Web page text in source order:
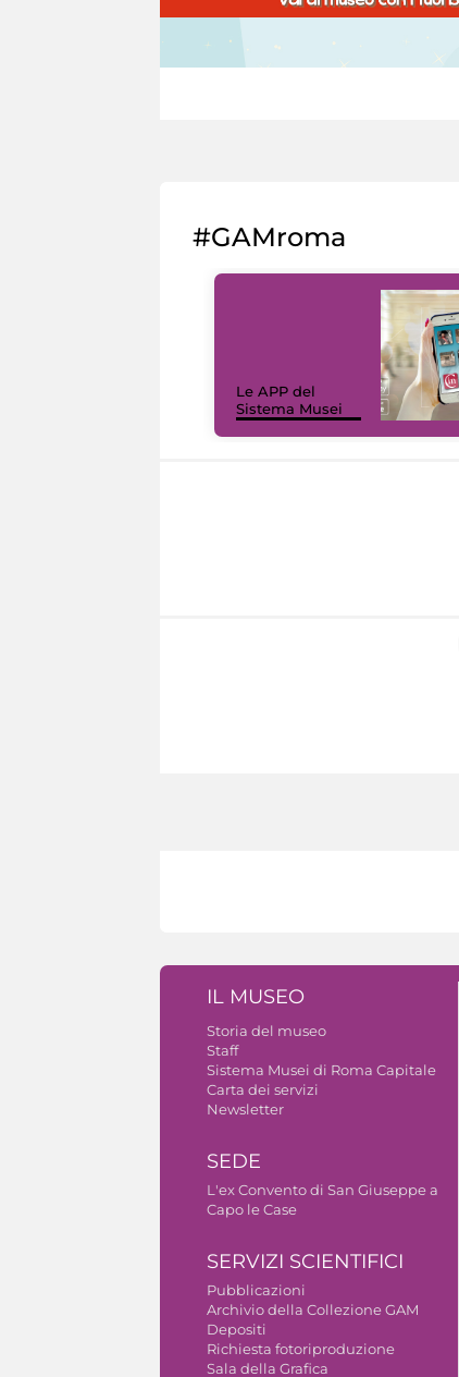
#GAMroma
Le APP del
Sistema Musei
IL MUSEO
Storia del museo
Staff
Sistema Musei di Roma Capitale
Carta dei servizi
Newsletter
SEDE
L'ex Convento di San Giuseppe a
Capo le Case
SERVIZI SCIENTIFICI
Pubblicazioni
Archivio della Collezione GAM
Depositi
Richiesta fotoriproduzione
Sala della Grafica